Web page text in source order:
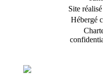
Site
Hébergé